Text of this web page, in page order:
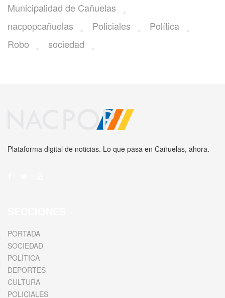
Municipalidad de Cañuelas
nacpopcañuelas
Policiales
Política
Robo
sociedad
Plataforma digital de noticias. Lo que pasa en Cañuelas, ahora.
PORTADA
SOCIEDAD
POLÍTICA
DEPORTES
CULTURA
POLICIALES